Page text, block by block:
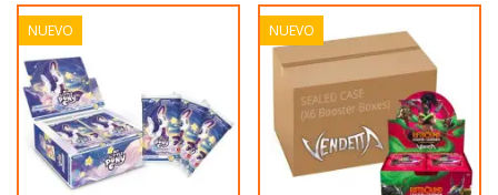
NUEVO NUEVO